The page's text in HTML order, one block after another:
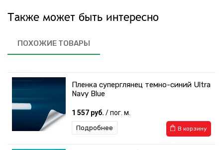
Также может быть интересно
ПОХОЖИЕ ТОВАРЫ
Пленка суперглянец темно-синий Ultra
Navy Blue
1 557 руб. / пог. м.
В корзину
Подробнее